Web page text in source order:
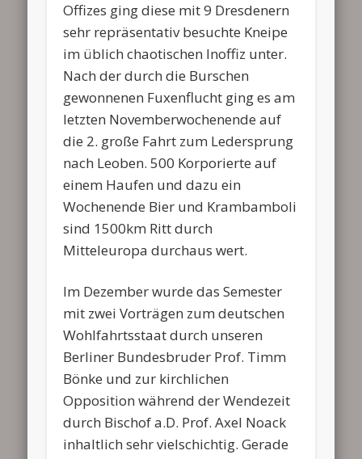
Offizes ging diese mit 9 Dresdenern
sehr repräsentativ besuchte Kneipe
im üblich chaotischen Inoffiz unter.
Nach der durch die Burschen
gewonnenen Fuxenflucht ging es am
letzten Novemberwochenende auf
die 2. große Fahrt zum Ledersprung
nach Leoben. 500 Korporierte auf
einem Haufen und dazu ein
Wochenende Bier und Krambamboli
sind 1500km Ritt durch
Mitteleuropa durchaus wert.
Im Dezember wurde das Semester
mit zwei Vorträgen zum deutschen
Wohlfahrtsstaat durch unseren
Berliner Bundesbruder Prof. Timm
Bönke und zur kirchlichen
Opposition während der Wendezeit
durch Bischof a.D. Prof. Axel Noack
inhaltlich sehr vielschichtig. Gerade